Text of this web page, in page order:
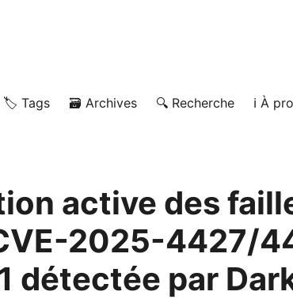
🏷️ Tags 🗃️ Archives 🔍 Recherche ℹ️ À
active des
2025-4427/
détectée par